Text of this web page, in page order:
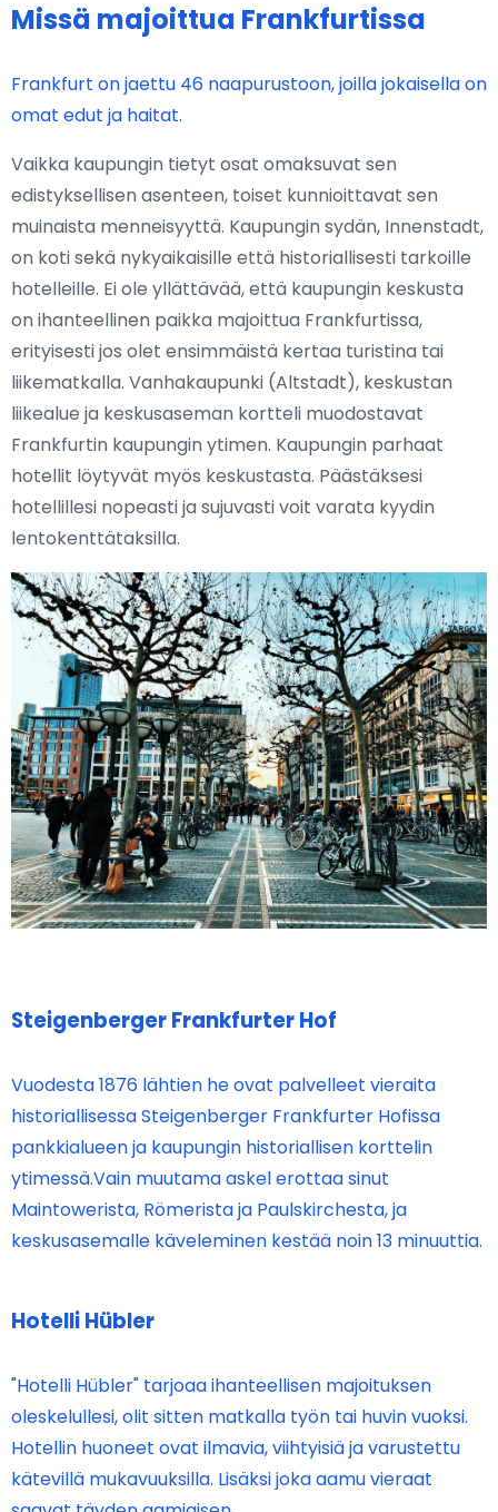
Missä majoittua Frankfurtissa
Frankfurt on jaettu 46 naapurustoon, joilla jokaisella on
omat edut ja haitat.
Vaikka kaupungin tietyt osat omaksuvat sen
edistyksellisen asenteen, toiset kunnioittavat sen
muinaista menneisyyttä. Kaupungin sydän, Innenstadt,
on koti sekä nykyaikaisille että historiallisesti tarkoille
hotelleille. Ei ole yllättävää, että kaupungin keskusta
on ihanteellinen paikka majoittua Frankfurtissa,
erityisesti jos olet ensimmäistä kertaa turistina tai
liikematkalla. Vanhakaupunki (Altstadt), keskustan
liikealue ja keskusaseman kortteli muodostavat
Frankfurtin kaupungin ytimen. Kaupungin parhaat
hotellit löytyvät myös keskustasta. Päästäksesi
hotellillesi nopeasti ja sujuvasti voit varata kyydin
lentokenttätaksilla.
Steigenberger Frankfurter Hof
Vuodesta 1876 lähtien he ovat palvelleet vieraita
historiallisessa Steigenberger Frankfurter Hofissa
pankkialueen ja kaupungin historiallisen korttelin
ytimessä.Vain muutama askel erottaa sinut
Maintowerista, Römerista ja Paulskirchesta, ja
keskusasemalle käveleminen kestää noin 13 minuuttia.
Hotelli Hübler
"Hotelli Hübler" tarjoaa ihanteellisen majoituksen
oleskelullesi, olit sitten matkalla työn tai huvin vuoksi.
Hotellin huoneet ovat ilmavia, viihtyisiä ja varustettu
kätevillä mukavuuksilla. Lisäksi joka aamu vieraat